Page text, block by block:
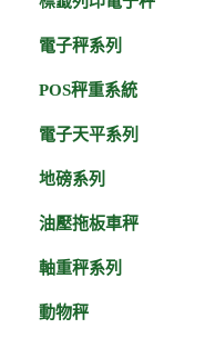
電子秤系列
POS秤重系統
電子天平系列
地磅系列
油壓拖板車秤
軸重秤系列
動物秤